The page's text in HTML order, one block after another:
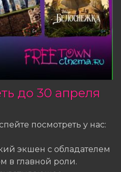
до 30 апреля
посмотреть у нас:
экшен с обладателем
в главной роли.